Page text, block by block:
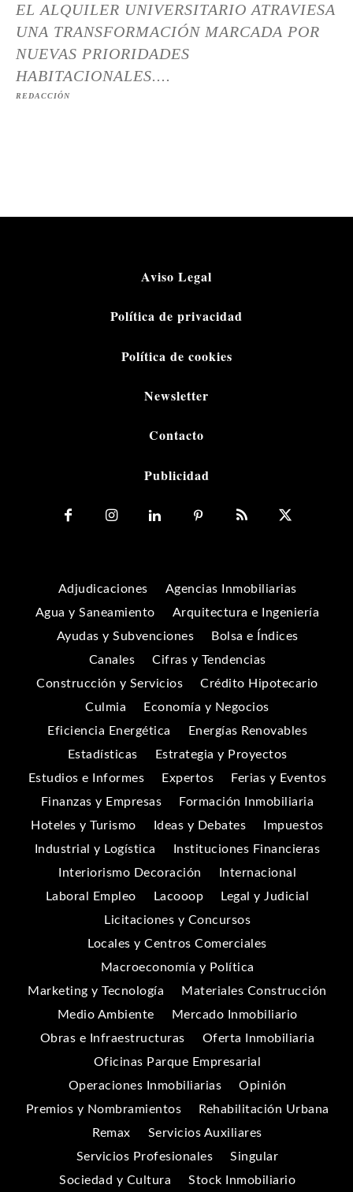
EL ALQUILER UNIVERSITARIO ATRAVIESA
UNA TRANSFORMACIÓN MARCADA POR
NUEVAS PRIORIDADES
HABITACIONALES....
REDACCIÓN
Aviso Legal
Política de privacidad
Política de cookies
Newsletter
Contacto
Publicidad
Adjudicaciones
Agencias Inmobiliarias
Agua y Saneamiento
Arquitectura e Ingeniería
Ayudas y Subvenciones
Bolsa e Índices
Canales
Cifras y Tendencias
Construcción y Servicios
Crédito Hipotecario
Culmia
Economía y Negocios
Eficiencia Energética
Energías Renovables
Estadísticas
Estrategia y Proyectos
Estudios e Informes
Expertos
Ferias y Eventos
Finanzas y Empresas
Formación Inmobiliaria
Hoteles y Turismo
Ideas y Debates
Impuestos
Industrial y Logística
Instituciones Financieras
Interiorismo Decoración
Internacional
Laboral Empleo
Lacooop
Legal y Judicial
Licitaciones y Concursos
Locales y Centros Comerciales
Macroeconomía y Política
Marketing y Tecnología
Materiales Construcción
Medio Ambiente
Mercado Inmobiliario
Obras e Infraestructuras
Oferta Inmobiliaria
Oficinas Parque Empresarial
Operaciones Inmobiliarias
Opinión
Premios y Nombramientos
Rehabilitación Urbana
Remax
Servicios Auxiliares
Servicios Profesionales
Singular
Sociedad y Cultura
Stock Inmobiliario